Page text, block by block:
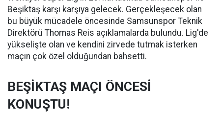
Beşiktaş karşı karşıya gelecek. Gerçekleşecek olan
bu büyük mücadele öncesinde Samsunspor Teknik
Direktörü Thomas Reis açıklamalarda bulundu. Lig'de
yükselişte olan ve kendini zirvede tutmak isterken
maçın çok özel olduğundan bahsetti.
BEŞİKTAŞ MAÇI ÖNCESİ
KONUŞTU!